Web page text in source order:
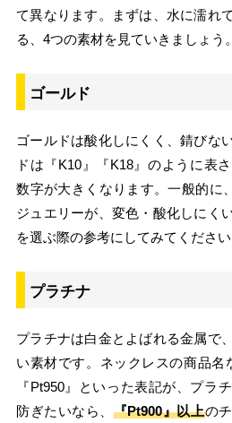
て異なります。まずは、水に濡れ
る、4つの素材を見ていきましょう。
ゴールド
ゴールドは酸化しにくく、錆びな
ドは『K10』『K18』のように表
数字が大きくなります。一般的に
ジュエリーが、変色・酸化しにく
を選ぶ際の参考にしてみてください
プラチナ
プラチナは白金とよばれる金属で
い素材です。ネックレスの商品名
『Pt950』といった表記が、プラ
防ぎたいなら、 『Pt900』以上の